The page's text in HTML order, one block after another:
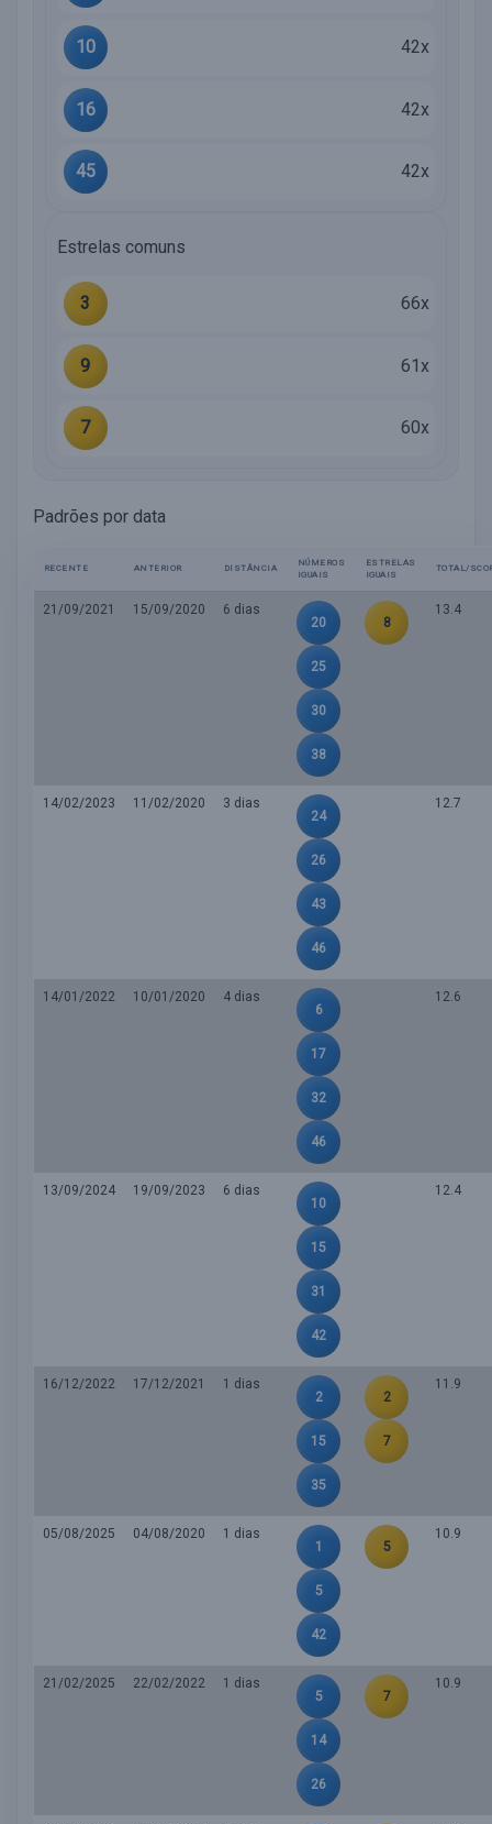
10 42x
16 42x
45 42x
Estrelas comuns
3 66x
9 61x
7 60x
Padrões por data
RECENTE ANTERIOR DISTÂNCIA
NÚMEROS
IGUAIS
ESTRELAS
IGUAIS
TOTAL/
21/09/2021 15/09/2020
6 dias
20
25
30
38
8
13.4
14/02/2023 11/02/2020
3 dias
24
26
43
46
12.7
14/01/2022 10/01/2020
4 dias
6
17
32
46
12.6
13/09/2024 19/09/2023
6 dias
10
15
31
42
12.4
16/12/2022 17/12/2021
1 dias
2
15
35
2
7
11.9
05/08/2025 04/08/2020
1 dias
1
5
42
5
10.9
21/02/2025 22/02/2022
1 dias
5
14
26
7
10.9